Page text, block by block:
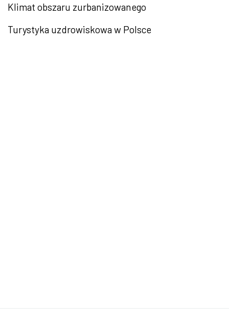
Klimat obszaru zurbanizowanego
Turystyka uzdrowiskowa w Polsce